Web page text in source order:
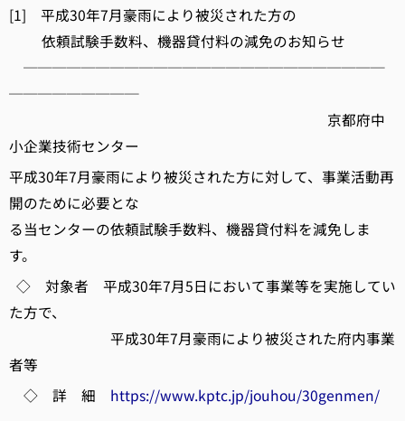
[1] 平成30年7月豪雨により被災された方の
依頼試験手数料、機器貸付料の減免のお知らせ
─────────────────────────
─────────
京都府中
小企業技術センター
平成30年7月豪雨により被災された方に対して、事業活動再
開のために必要とな
る当センターの依頼試験手数料、機器貸付料を減免しま
す。
◇ 対象者 平成30年7月5日において事業等を実施してい
た方で、
平成30年7月豪雨により被災された府内事業
者等
◇ 詳 細 https://www.kptc.jp/jouhou/30genmen/